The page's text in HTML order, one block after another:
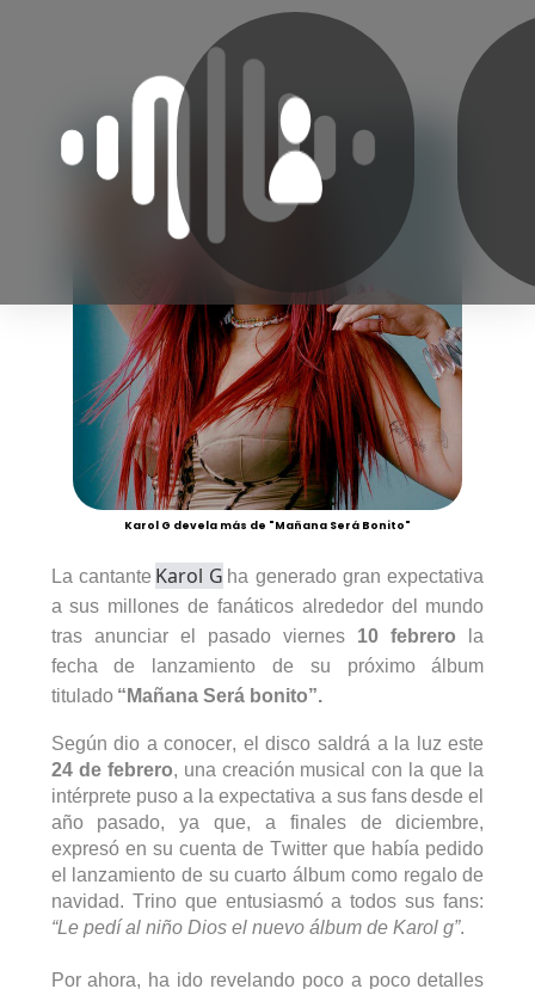
Karol G devela más de "Mañana Será Bonito"
La cantante Karol G ha generado gran expectativa
a sus millones de fanáticos alrededor del mundo
tras anunciar el pasado viernes 10 febrero
la
fecha de lanzamiento de su próximo álbum
titulado “Mañana Será bonito”.
Según dio a conocer, el disco saldrá a la luz este
24 de febrero, una creación musical con la que la
intérprete puso a la expectativa a sus fans desde el
año pasado, ya que, a finales de diciembre
expresó en su cuenta de Twitter que había pedido
el lanzamiento de su cuarto álbum como regalo de
navidad. Trino que entusiasmó a todos sus fans:
“Le pedí al niño Dios el nuevo álbum de Karol g”.
Por ahora, ha ido revelando poco a poco detalles